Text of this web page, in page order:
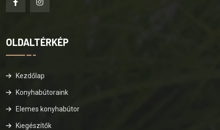
OLDALTÉRKÉP
Kezdőlap
Konyhabútoraink
Elemes konyhabútor
Kiegészítők